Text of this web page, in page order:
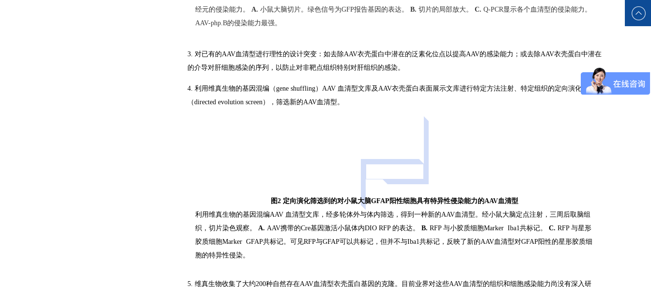
经元的侵染能力。 A. 小鼠大脑切片。绿色信号为GFP报告基因的表达。 B. 切片的局部放大。 C. Q-PCR显示各个血清型的侵染能力。
AAV-php.B的侵染能力最强。
3. 对已有的AAV血清型进行理性的设计突变：如去除AAV衣壳蛋白中潜在的泛素化位点以提高AAV的感染能力；或去除AAV衣壳蛋白中潜在
的介导对肝细胞感染的序列，以防止对非靶点组织特别对肝组织的感染。
4. 利用维真生物的基因混编（gene shuffling）AAV 血清型文库及AAV衣壳蛋白表面展示文库进行特定方法注射、特定组织的定向演化
（directed evolution screen），筛选新的AAV血清型。
图2 定向演化筛选到的对小鼠大脑GFAP阳性细胞具有特异性侵染能力的AAV血清型
利用维真生物的基因混编AAV 血清型文库，经多轮体外与体内筛选，得到一种新的AAV血清型。经小鼠大脑定点注射，三周后取脑组
织，切片染色观察。 A. AAV携带的Cre基因激活小鼠体内DIO RFP 的表达。 B. RFP 与小胶质细胞Marker Iba1共标记。 C. RFP 与星形
胶质细胞Marker GFAP共标记。可见RFP与GFAP可以共标记，但并不与Iba1共标记，反映了新的AAV血清型对GFAP阳性的星形胶质细
胞的特异性侵染。
5. 维真生物收集了大约200种自然存在AAV血清型衣壳蛋白基因的克隆。目前业界对这些AAV血清型的组织和细胞感染能力尚没有深入研